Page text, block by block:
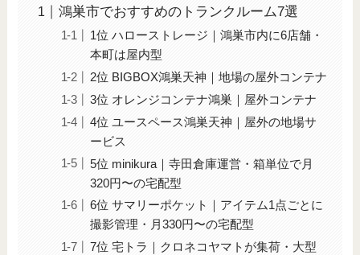
鴻巣市でおすすめのトランクルーム7選
1位 ハローストレージ｜鴻巣市内に6店舗・
本町は屋内型
2位 BIGBOX鴻巣天神｜地場の屋外コンテナ
3位 オレンジコンテナ鴻巣｜屋外コンテナ
4位 ユースペース鴻巣天神｜屋外の地場サ
ービス
5位 minikura｜寺田倉庫運営・箱単位で月
320円〜の宅配型
6位 サマリーポケット｜アイテム1点ごとに
撮影管理・月330円〜の宅配型
7位 宅トラ｜クロネコヤマトが集荷・大型